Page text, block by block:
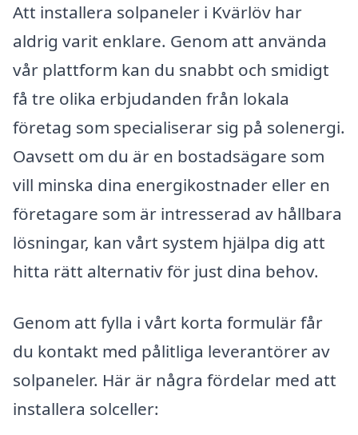
Att installera solpaneler i Kvärlöv har
aldrig varit enklare. Genom att använda
vår plattform kan du snabbt och smidigt
få tre olika erbjudanden från lokala
företag som specialiserar sig på solenergi.
Oavsett om du är en bostadsägare som
vill minska dina energikostnader eller en
företagare som är intresserad av hållbara
lösningar, kan vårt system hjälpa dig att
hitta rätt alternativ för just dina behov.
Genom att fylla i vårt korta formulär får
du kontakt med pålitliga leverantörer av
solpaneler. Här är några fördelar med att
installera solceller: